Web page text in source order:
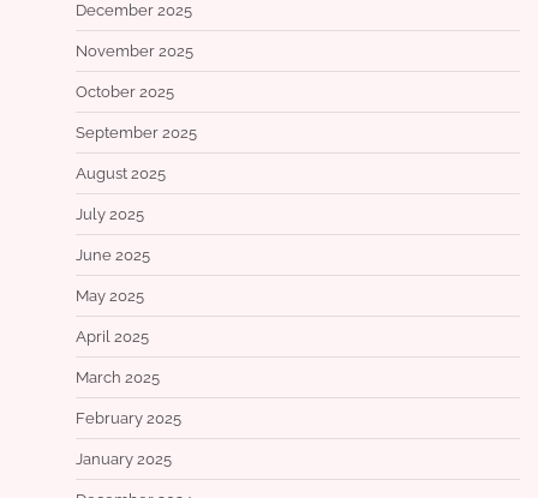
December 2025
November 2025
October 2025
September 2025
August 2025
July 2025
June 2025
May 2025
April 2025
March 2025
February 2025
January 2025